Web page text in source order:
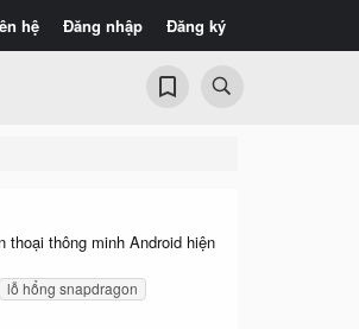
hệ Đăng nhập Đăng ký
thoại thông minh Android hiện
lỗ hổng snapdragon